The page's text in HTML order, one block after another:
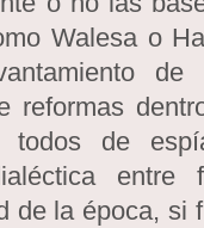
Walesa o
de
reformas
todos de
entre
de la época, si